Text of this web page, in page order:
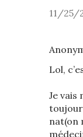
11/25/
Lol,
Je vais
nat(on